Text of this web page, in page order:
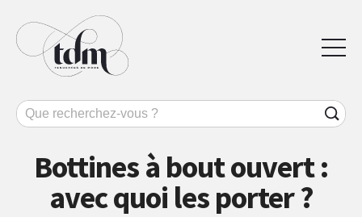
Bottines à bout ouvert :
avec quoi les porter ?